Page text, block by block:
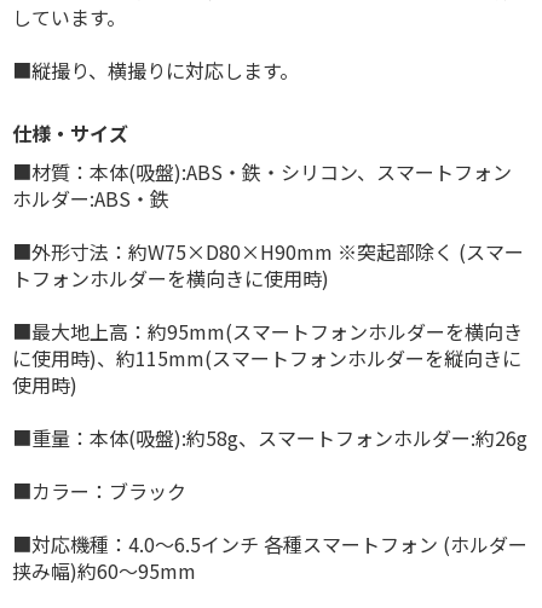
しています。
■縦撮り、横撮りに対応します。
仕様・サイズ
■材質：本体(吸盤):ABS・鉄・シリコン、スマートフォン
ホルダー:ABS・鉄
■外形寸法：約W75×D80×H90mm ※突起部除く (スマー
トフォンホルダーを横向きに使用時)
■最大地上高：約95mm(スマートフォンホルダーを横向き
に使用時)、約115mm(スマートフォンホルダーを縦向きに
使用時)
■重量：本体(吸盤):約58g、スマートフォンホルダー:約26g
■カラー：ブラック
■対応機種：4.0〜6.5インチ 各種スマートフォン (ホルダー
挟み幅)約60〜95mm